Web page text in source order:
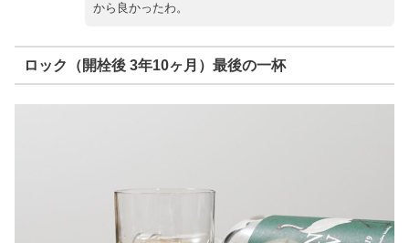
から良かったわ。
ロック（開栓後 3年10ヶ月）最後の一杯